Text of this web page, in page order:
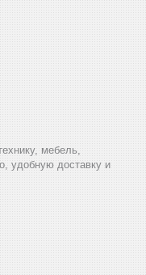
мебель,
удобную доставку и